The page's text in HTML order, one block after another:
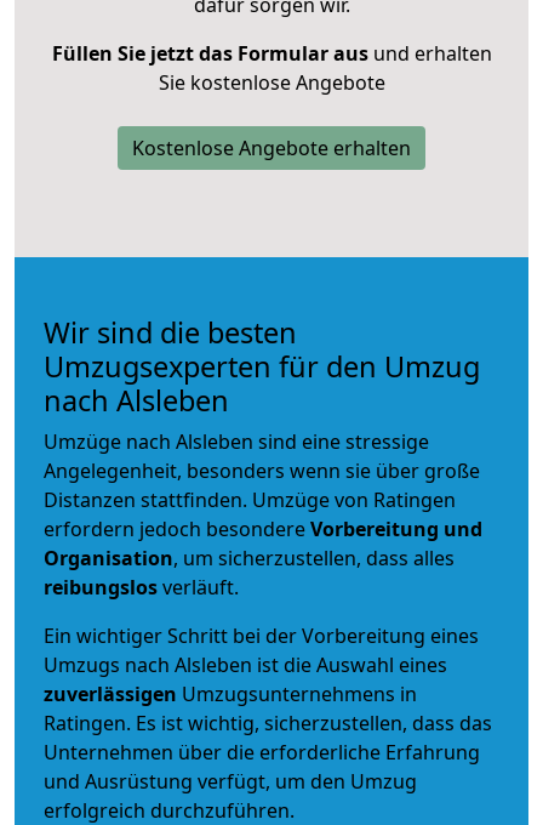
Füllen Sie jetzt das Formular ausund erhalten
Sie kostenlose Angebote
Kostenlose Angebote erhalten
Wir sind die besten
Umzugsexperten für den Umzug
nach Alsleben
Umzüge nach Alsleben sind eine stressige
Angelegenheit, besonders wenn sie über große
Distanzen stattfinden. Umzüge von Ratingen
erfordern jedoch besondereVorbereitung und
Organisation, um sicherzustellen, dass alles
reibungslosverläuft.
Ein wichtiger Schritt bei der Vorbereitung eines
Umzugs nach Alsleben ist die Auswahl eines
zuverlässigen Umzugsunternehmens in
Ratingen. Es ist wichtig, sicherzustellen, dass das
Unternehmen über die erforderliche Erfahrung
und Ausrüstung verfügt, um den Umzug
erfolgreich durchzuführen.